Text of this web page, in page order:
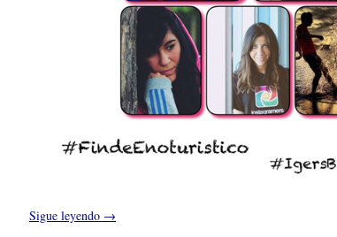
Sigue leyendo →